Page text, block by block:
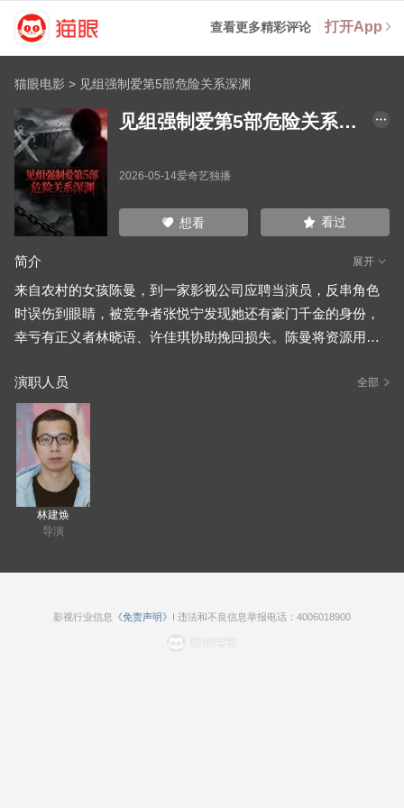
查看更多精彩评论 打开App
猫眼电影 > 见组强制爱第5部危险关系深渊
见组强制爱第5部危险关系深渊
2026-05-14爱奇艺独播
想看 看过
简介 展开
来自农村的女孩陈曼，到一家影视公司应聘当演员，反串角色
时误伤到眼睛，被竞争者张悦宁发现她还有豪门千金的身份，
幸亏有正义者林晓语、许佳琪协助挽回损失。陈曼将资源用来
演职人员
全部
林建焕
导演
影视行业信息 《免责声明》 I 违法和不良信息举报电话：4006018900